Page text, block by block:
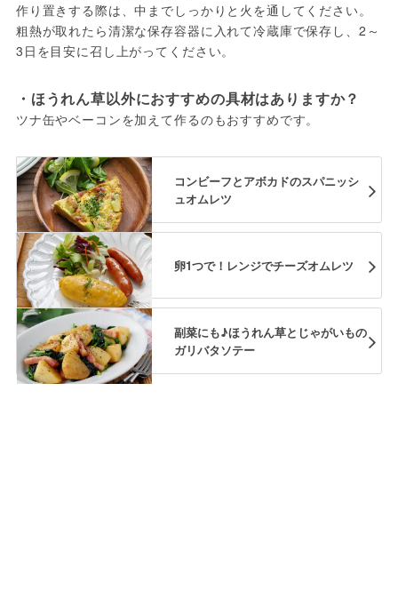
作り置きする際は、中までしっかりと火を通してください。
粗熱が取れたら清潔な保存容器に入れて冷蔵庫で保存し、2～
3日を目安に召し上がってください。
・ほうれん草以外におすすめの具材はありますか？
ツナ缶やベーコンを加えて作るのもおすすめです。
コンビーフとアボカドのスパニッシ
ュオムレツ
卵1つで！レンジでチーズオムレツ
副菜にも♪ほうれん草とじゃがいもの
ガリバタソテー